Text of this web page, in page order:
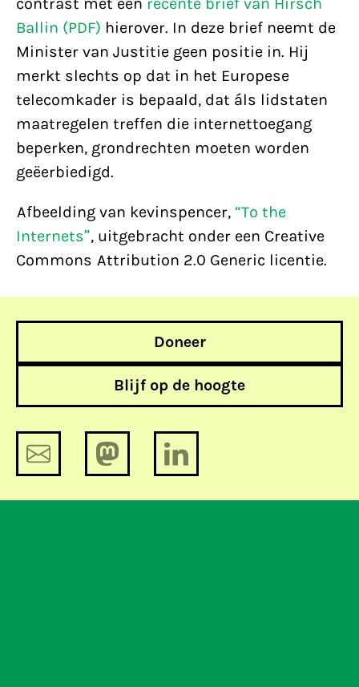
Ballin (PDF) hierover. In deze brief neemt de
Minister van Justitie geen positie in. Hij
merkt slechts op dat in het Europese
telecomkader is bepaald, dat áls lidstaten
maatregelen treffen die internettoegang
beperken, grondrechten moeten worden
geëerbiedigd.
Afbeelding van kevinspencer, “To the
Internets”, uitgebracht onder een Creative
Commons Attribution 2.0 Generic licentie.
Doneer
Blijf op de hoogte